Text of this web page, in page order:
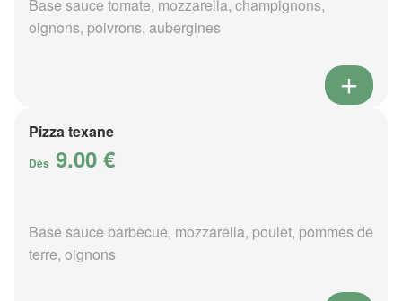
Base sauce tomate, mozzarella, champignons,
oignons, poivrons, aubergines
Pizza texane
Dès 9.00 €
Base sauce barbecue, mozzarella, poulet, pommes de
terre, oignons